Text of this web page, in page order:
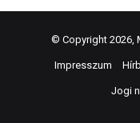
© Copyright 2026,
Impresszum
Jogi